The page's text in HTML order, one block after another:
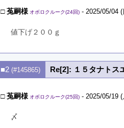
□菟嗣様 オボロクルーク(24回) - 2025/05/04
値下げ２００ｇ
■2 (#145865) Re[2]: １５タナトス
□菟嗣様 オボロクルーク(25回) - 2025/05/19
〆